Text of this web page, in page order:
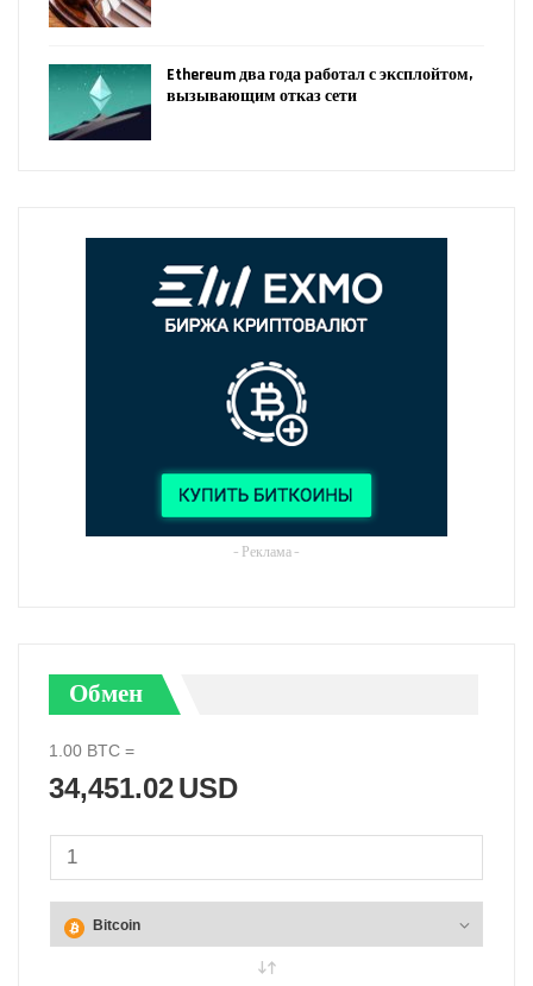
Ethereum два года работал с эксплойтом,
вызывающим отказ сети
- Реклама -
Обмен
1.00 BTC =
34,451.02USD